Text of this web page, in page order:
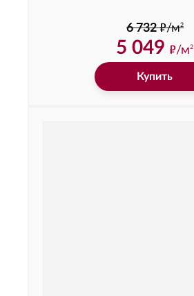
6 732 ф/м2
5 049 ф/м2
Купить